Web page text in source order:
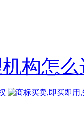
构怎么